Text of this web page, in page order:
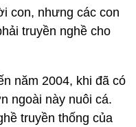
con, nhưng các con
truyền nghề cho
năm 2004, khi đã có
ngoài này nuôi cá.
truyền thống của